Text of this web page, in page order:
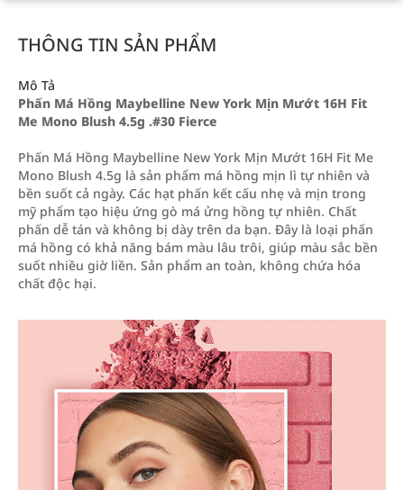
THÔNG TIN SẢN PHẨM
Mô Tả
Phấn Má Hồng Maybelline New York Mịn Mướt 16H Fit
Me Mono Blush 4.5g .#30 Fierce
Phấn Má Hồng Maybelline New York Mịn Mướt 16H Fit Me
Mono Blush 4.5g là sản phẩm má hồng mịn lì tự nhiên và
bền suốt cả ngày. Các hạt phấn kết cấu nhẹ và mịn trong
mỹ phẩm tạo hiệu ứng gò má ửng hồng tự nhiên. Chất
phấn dễ tán và không bị dày trên da bạn. Đây là loại phấn
má hồng có khả năng bám màu lâu trôi, giúp màu sắc bền
suốt nhiều giờ liền. Sản phẩm an toàn, không chứa hóa
chất độc hại.